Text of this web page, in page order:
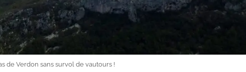
de Verdon sans survol de vautours !